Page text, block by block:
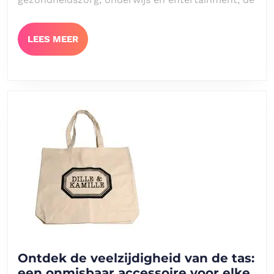
LEES MEERLEES
MEER
Ontdek de veelzijdigheid van de tas: